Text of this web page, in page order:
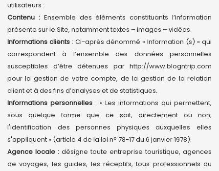
utilisateurs :
Contenu :Ensemble des éléments constituants l’information
présente sur le Site, notamment textes – images – vidéos.
Informations clients : Ci-après dénommé « Information (s) » qui
correspondent à l’ensemble des données personnelles
susceptibles d’être détenues par http://www.blogntrip.com
pour la gestion de votre compte, de la gestion de la relation
client et à des fins d’analyses et de statistiques.
Informations personnelles: « Les informations qui permettent,
sous quelque forme que ce soit, directement ou non,
l'identification des personnes physiques auxquelles elles
s'appliquent » (article 4 de la loi n° 78-17 du 6 janvier 1978).
Agence locale : désigne toute entreprise touristique, agences
de voyages, les guides, les réceptifs, tous professionnels du